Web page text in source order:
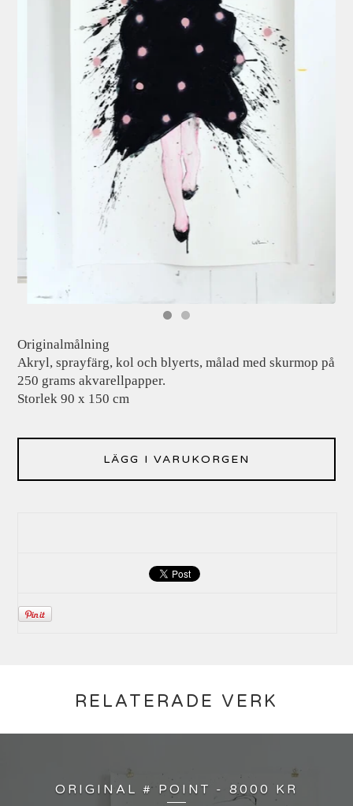
Originalmålning
Akryl, sprayfärg, kol och blyerts, målad med skurmop på
250 grams akvarellpapper.
Storlek 90 x 150 cm
LÄGG I VARUKORGEN
RELATERADE VERK
ORIGINAL # POINT - 8000 KR